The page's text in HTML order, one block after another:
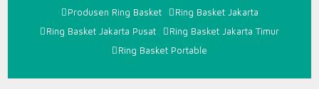
Produsen Ring Basket
Ring Basket Jakarta
Ring Basket Jakarta Pusat
Ring Basket Jakarta Timur
Ring Basket Portable